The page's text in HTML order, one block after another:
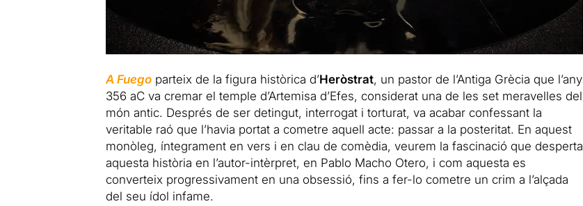
A Fuegoparteix de la figura històrica d’Heròstrat, un pastor de l’Antiga Grècia que l’any
356 aC va cremar el temple d’Artemisa d’Efes, considerat una de les set meravelles del
món antic. Després de ser detingut, interrogat i torturat, va acabar confessant la
veritable raó que l’havia portat a cometre aquell acte: passar a la posteritat. En aquest
monòleg, íntegrament en vers i en clau de comèdia, veurem la fascinació que desperta
aquesta història en l’autor-intèrpret, en Pablo Macho Otero, i com aquesta es
converteix progressivament en una obsessió, fins a fer-lo cometre un crim a l’alçada
del seu ídol infame.